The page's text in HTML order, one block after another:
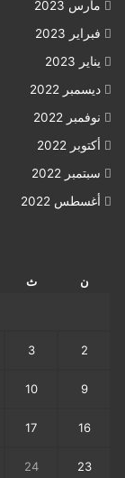
مارس 2023
فبراير 2023
يناير 2023
ديسمبر 2022
نوفمبر 2022
أكتوبر 2022
سبتمبر 2022
أغسطس 2022
ن ث
2
3
9
10
16
17
23
24